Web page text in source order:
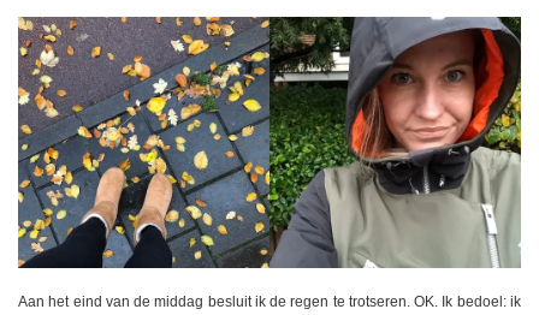
Aan het eind van de middag besluit ik de regen te trotseren. OK. Ik bedoel: ik